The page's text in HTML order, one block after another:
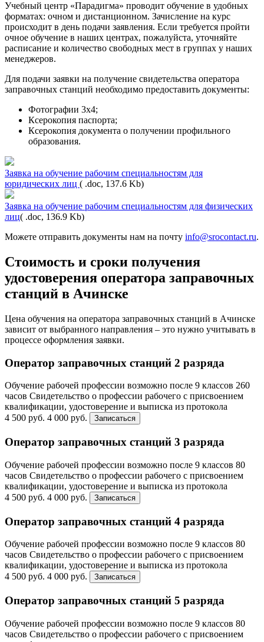
Учебный центр «Парадигма» проводит обучение в удобных
форматах: очном и дистанционном. Зачисление на курс
происходит в день подачи заявления. Если требуется пройти
очное обучение в наших центрах, пожалуйста, уточняйте
расписание и количество свободных мест в группах у наших
менеджеров.
Для подачи заявки на получение свидетельства оператора
заправочных станций необходимо предоставить документы:
Фотографии 3х4;
Ксерокопия паспорта;
Ксерокопия документа о получении профильного
образования.
Заявка на обучение рабочим специальностям для
юридических лиц ( .doc, 137.6 Kb)
Заявка на обучение рабочим специальностям для физических
лиц( .doc, 136.9 Kb)
Можете отправить документы нам на почту info@srocontact.ru.
Стоимость и сроки получения
удостоверения оператора заправочных
станций в Ачинске
Цена обучения на оператора заправочных станций в Ачинске
зависит от выбранного направления – это нужно учитывать в
процессе оформления заявки.
Оператор заправочных станций 2 разряда
Обучение рабочей профессии возможно после 9 классов 260
часов Свидетельство о профессии рабочего с присвоением
квалификации, удостоверение и выписка из протокола
4 500 руб. 4 000 руб. Записаться
Оператор заправочных станций 3 разряда
Обучение рабочей профессии возможно после 9 классов 80
часов Свидетельство о профессии рабочего с присвоением
квалификации, удостоверение и выписка из протокола
4 500 руб. 4 000 руб. Записаться
Оператор заправочных станций 4 разряда
Обучение рабочей профессии возможно после 9 классов 80
часов Свидетельство о профессии рабочего с присвоением
квалификации, удостоверение и выписка из протокола
4 500 руб. 4 000 руб. Записаться
Оператор заправочных станций 5 разряда
Обучение рабочей профессии возможно после 9 классов 80
часов Свидетельство о профессии рабочего с присвоением